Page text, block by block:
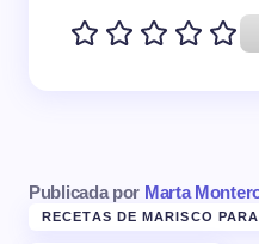
Publicada por Marta
RECETAS DE MARISCO